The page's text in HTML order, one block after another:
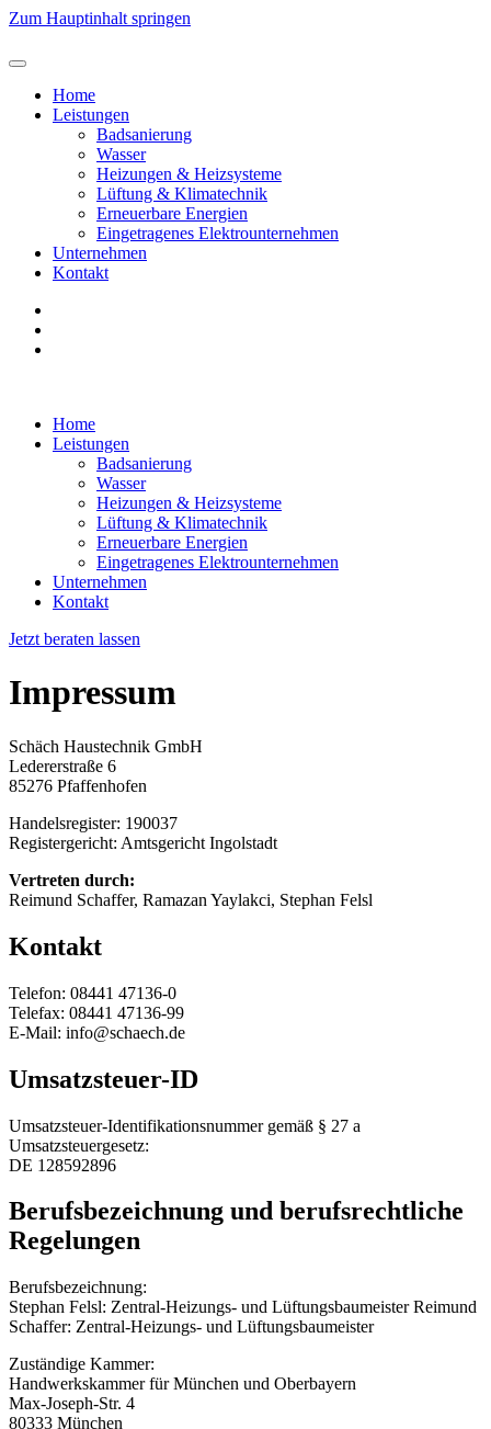
Zum Hauptinhalt springen
Home
Leistungen
Badsanierung
Wasser
Heizungen & Heizsysteme
Lüftung & Klimatechnik
Erneuerbare Energien
Eingetragenes Elektrounternehmen
Unternehmen
Kontakt
Home
Leistungen
Badsanierung
Wasser
Heizungen & Heizsysteme
Lüftung & Klimatechnik
Erneuerbare Energien
Eingetragenes Elektrounternehmen
Unternehmen
Kontakt
Jetzt beraten lassen
Impressum
Schäch Haustechnik GmbH
Ledererstraße 6
85276 Pfaffenhofen
Handelsregister: 190037
Registergericht: Amtsgericht Ingolstadt
Vertreten durch:
Reimund Schaffer, Ramazan Yaylakci, Stephan Felsl
Kontakt
Telefon: 08441 47136-0
Telefax: 08441 47136-99
E-Mail: info@schaech.de
Umsatzsteuer-ID
Umsatzsteuer-Identifikationsnummer gemäß § 27 a
Umsatzsteuergesetz:
DE 128592896
Berufsbezeichnung und berufsrechtliche
Regelungen
Berufsbezeichnung:
Stephan Felsl: Zentral-Heizungs- und Lüftungsbaumeister Reimund
Schaffer: Zentral-Heizungs- und Lüftungsbaumeister
Zuständige Kammer:
Handwerkskammer für München und Oberbayern
Max-Joseph-Str. 4
80333 München